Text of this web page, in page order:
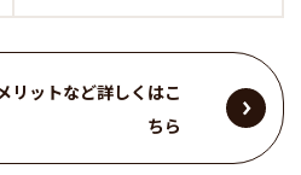
リットなど詳しくはこ
ちら